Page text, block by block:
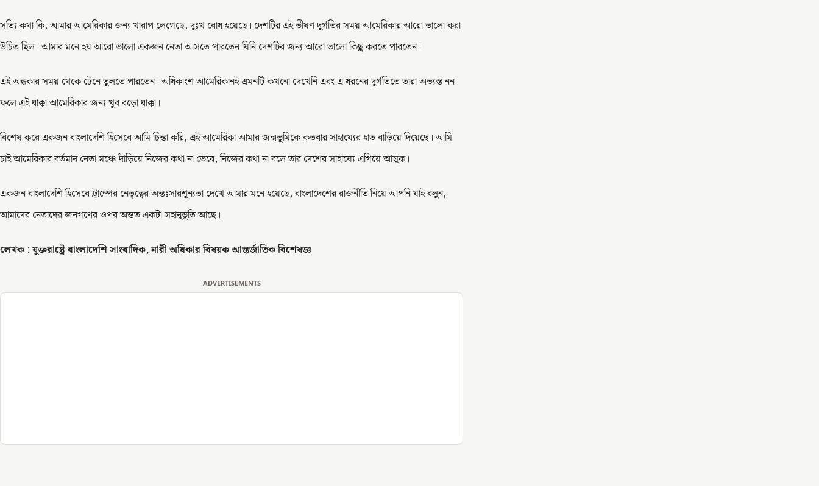
সত্যি কথা কি, আমার আমেরিকার জন্য খারাপ লেগেছে, দুঃখ বোধ হয়েছে। দেশটির এই ভীষণ দুর্গতির সময় আমেরিকার আরো ভালো করা
উচিত ছিল। আমার মনে হয় আরো ভালো একজন নেতা আসতে পারতেন যিনি দেশটির জন্য আরো ভালো কিছু করতে পারতেন।
এই অন্ধকার সময় থেকে টেনে তুলতে পারতেন। অধিকাংশ আমেরিকানই এমনটি কখনো দেখেনি এবং এ ধরনের দুর্গতিতে তারা অভ্যস্ত নন।
ফলে এই ধাক্কা আমেরিকার জন্য খুব বড়ো ধাক্কা।
বিশেষ করে একজন বাংলাদেশি হিসেবে আমি চিন্তা করি, এই আমেরিকা আমার জন্মভূমিকে কতবার সাহায্যের হাত বাড়িয়ে দিয়েছে। আমি
চাই আমেরিকার বর্তমান নেতা মঞ্চে দাঁড়িয়ে নিজের কথা না ভেবে, নিজের কথা না বলে তার দেশের সাহায্যে এগিয়ে আসুক।
একজন বাংলাদেশি হিসেবে ট্রাম্পের নেতৃত্বের অন্তঃসারশূন্যতা দেখে আমার মনে হয়েছে, বাংলাদেশের রাজনীতি নিয়ে আপনি যাই বলুন,
আমাদের নেতাদের জনগণের ওপর অন্তত একটা সহানুভূতি আছে।
লেখক : যুক্তরাষ্ট্রে বাংলাদেশি সাংবাদিক, নারী অধিকার বিষয়ক আন্তর্জাতিক বিশেষজ্ঞ
ADVERTISEMENTS